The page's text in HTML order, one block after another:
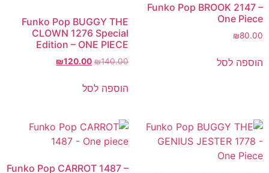
Funko Pop BROOK 2147 –
One Piece
₪80.00
הוספה לסל
Funko Pop BUGGY THE
CLOWN 1276 Special
Edition – ONE PIECE
₪140.00
₪120.00
הוספה לסל
Funko Pop CARROT 1487 –